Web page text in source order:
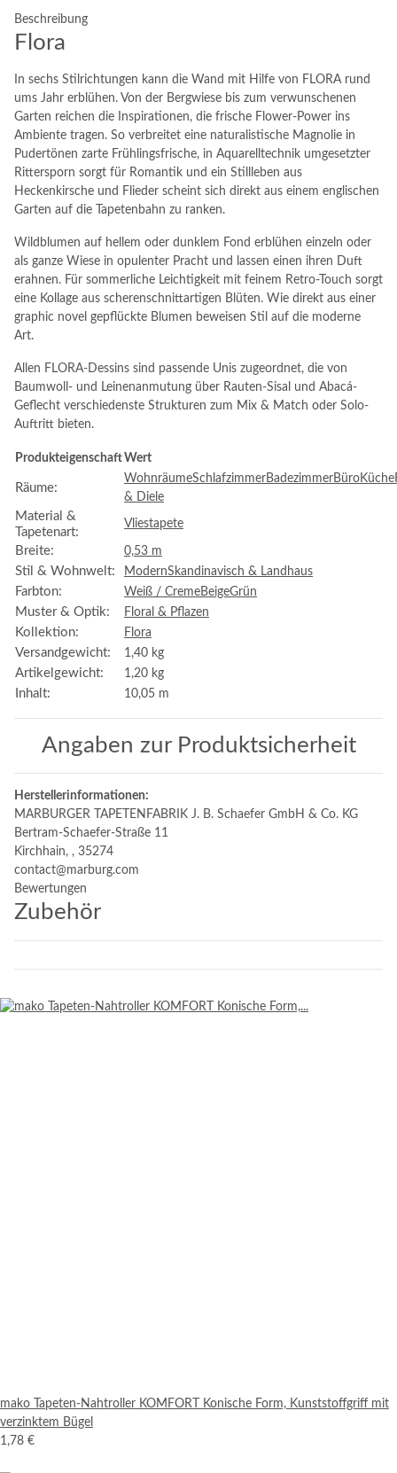
Beschreibung
Flora
In sechs Stilrichtungen kann die Wand mit Hilfe von FLORA rund
ums Jahr erblühen. Von der Bergwiese bis zum verwunschenen
Garten reichen die Inspirationen, die frische Flower-Power ins
Ambiente tragen. So verbreitet eine naturalistische Magnolie in
Pudertönen zarte Frühlingsfrische, in Aquarelltechnik umgesetzter
Rittersporn sorgt für Romantik und ein Stillleben aus
Heckenkirsche und Flieder scheint sich direkt aus einem englischen
Garten auf die Tapetenbahn zu ranken.
Wildblumen auf hellem oder dunklem Fond erblühen einzeln oder
als ganze Wiese in opulenter Pracht und lassen einen ihren Duft
erahnen. Für sommerliche Leichtigkeit mit feinem Retro-Touch sorgt
eine Kollage aus scherenschnittartigen Blüten. Wie direkt aus einer
graphic novel gepflückte Blumen beweisen Stil auf die moderne
Art.
Allen FLORA-Dessins sind passende Unis zugeordnet, die von
Baumwoll- und Leinenanmutung über Rauten-Sisal und Abacá-
Geflecht verschiedenste Strukturen zum Mix & Match oder Solo-
Auftritt bieten.
ProdukteigenschaftWert
Räume:
WohnräumeSchlafzimmerBadezimmerBüroKüche
& Diele
Material &
Tapetenart:
Vliestapete
Breite: 0,53 m
Stil & Wohnwelt: ModernSkandinavisch & Landhaus
Farbton: Weiß / CremeBeigeGrün
Muster & Optik: Floral & Pflazen
Kollektion: Flora
Versandgewicht: 1,40 kg
Artikelgewicht: 1,20 kg
Inhalt: 10,05 m
Angaben zur Produktsicherheit
Herstellerinformationen:
MARBURGER TAPETENFABRIK J. B. Schaefer GmbH & Co. KG
Bertram-Schaefer-Straße 11
Kirchhain, , 35274
contact@marburg.com
Bewertungen
Zubehör
mako Tapeten-Nahtroller KOMFORT Konische Form, Kunststoffgriff mit
verzinktem Bügel
1,78 €